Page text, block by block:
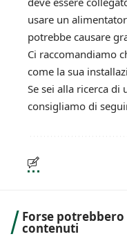
usare un
potrebbe causare
Ci raccomandiamo
come la sua
Se sei alla ricerca
consigliamo di
Forse
contenuti